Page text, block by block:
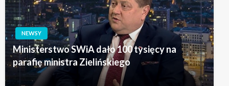
NEWSY
Ministerstwo SWiA dało 100 tysięcy na
parafię ministra Zielińskiego